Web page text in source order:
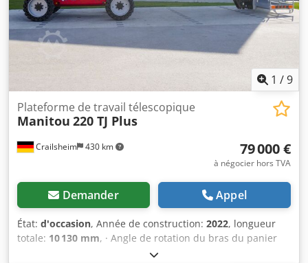
1 /9
Crailsheim 430 km
Plateforme de travail télescopique
Manitou 220 TJ Plus
79 000 €
à négocier hors TVA
Demander Appel
État: d'occasion, Année de construction: 2022, longueur
totale: 10 130 mm, · Angle de rotation du bras du panier
(haut/bas) +70°/-63° · Rotation de la superstructure 360°